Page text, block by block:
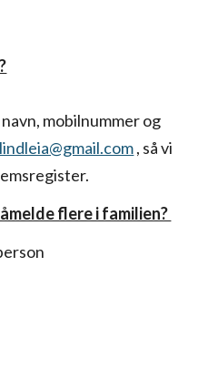
mobilnummer og
, så vi
flere i familien?